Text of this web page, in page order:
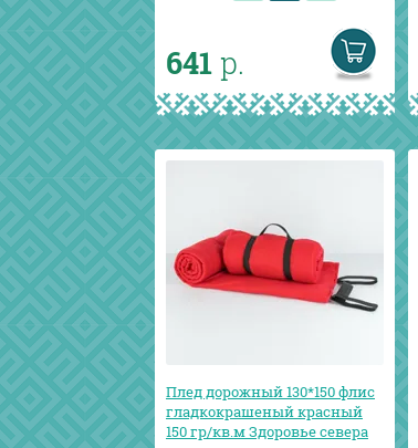
641 р.
Плед дорожный 130*150 флис
гладкокрашеный красный
150 гр/кв.м Здоровье севера